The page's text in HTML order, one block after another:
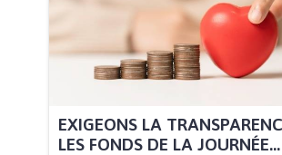
EXIGEONS LA
LES FONDS DE LA JOURNÉE...